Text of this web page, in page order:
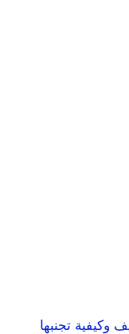
وكيفية تجنبها